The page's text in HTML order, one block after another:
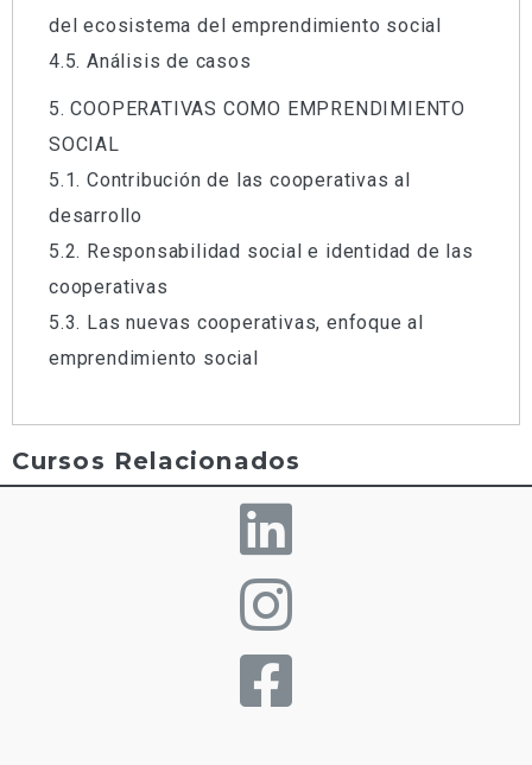
del ecosistema del emprendimiento social
4.5. Análisis de casos
5. COOPERATIVAS COMO EMPRENDIMIENTO
SOCIAL
5.1. Contribución de las cooperativas al
desarrollo
5.2. Responsabilidad social e identidad de las
cooperativas
5.3. Las nuevas cooperativas, enfoque al
emprendimiento social
Cursos Relacionados